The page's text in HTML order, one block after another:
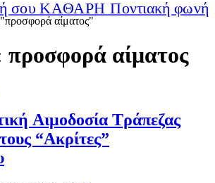
αίματος"
προσφορά αίματος
Αιμοδοσία Τράπεζας
“Ακρίτες”